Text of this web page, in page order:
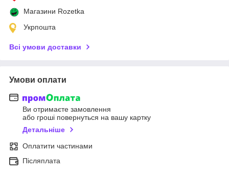
Магазини Rozetka
Укрпошта
Всі умови доставки
Умови оплати
Ви отримаєте замовлення
або гроші повернуться на вашу картку
Детальніше
Оплатити частинами
Післяплата